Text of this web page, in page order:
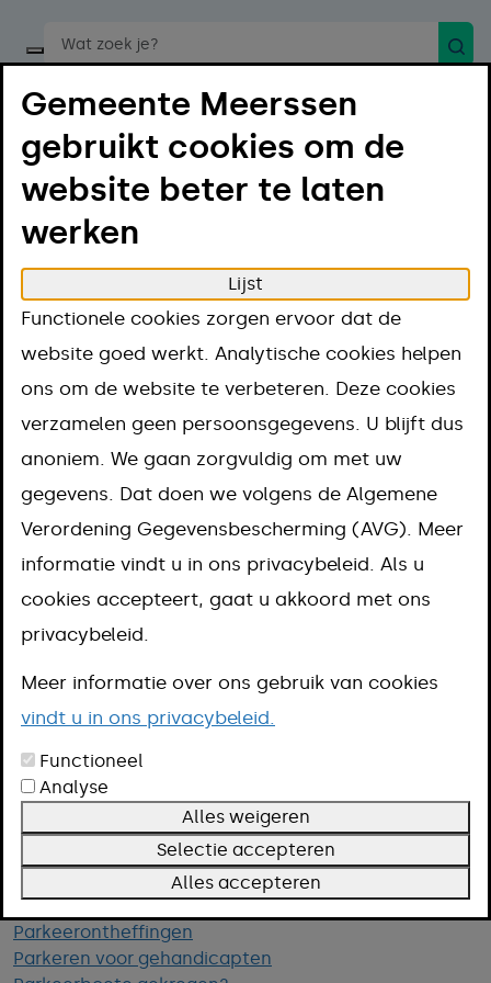
Start een spraakopdracht
Menu
Home Projecten Parkeerloket
Parkeerloket
In Meerssen-centrum en Bunde-
centrum gelden blauwe zones. Hier
kun je gratis parkeren mét
parkeerschijf achter de voorruit voor
een bepaalde tijd. Lang parkeren kan
(betaald) of P&R treinstation
parkeren op P&R treinstation Bunde.
Waar kan ik parkeren
Blauwe zone Meerssen-centrum
Blauwe zone Bunde-centrum
Parkeergarage Proosdijpark
Parkeerontheffingen
Parkeren voor gehandicapten
Gemeente Meerssen
gebruikt cookies om de
website beter te laten
werken
Lijst
Functionele cookies zorgen ervoor dat de
website goed werkt. Analytische cookies helpen
ons om de website te verbeteren. Deze cookies
verzamelen geen persoonsgegevens. U blijft dus
anoniem. We gaan zorgvuldig om met uw
gegevens. Dat doen we volgens de Algemene
Verordening Gegevensbescherming (AVG). Meer
informatie vindt u in ons privacybeleid. Als u
cookies accepteert, gaat u akkoord met ons
privacybeleid.
Meer informatie over ons gebruik van cookies
vindt u in ons privacybeleid.
Functioneel
Analyse
Alles weigeren
Selectie accepteren
Alles accepteren